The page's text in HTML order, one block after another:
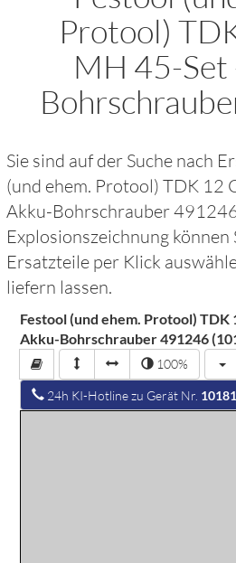
Protool)
MH 45-Set
Sie sind auf der Suche nach
(und ehem. Protool) TDK 12
Akku-Bohrschrauber
Explosionszeichnung können
Ersatzteile per Klick
liefern lassen.
Festool (und ehem. Protool) TDK
Akku-Bohrschrauber 491246
100%
24h KI-Hotline zu Gerät Nr.